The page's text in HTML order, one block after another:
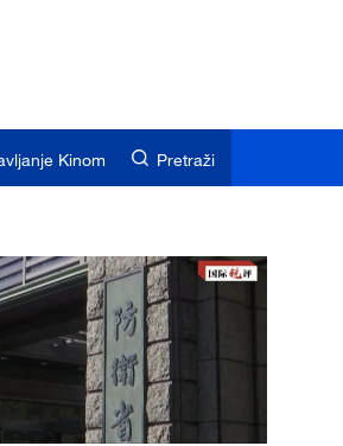
Kinom Pretraži